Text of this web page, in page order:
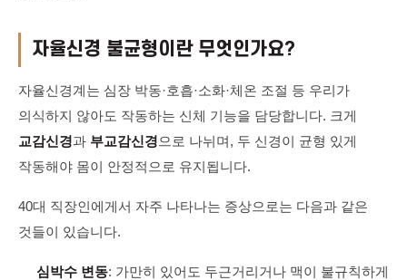
자율신경 불균형이란 무엇인가요?
자율신경계는 심장 박동·호흡·소화·체온 조절 등 우리가
의식하지 않아도 작동하는 신체 기능을 담당합니다. 크게
교감신경과 부교감신경으로 나뉘며, 두 신경이 균형 있게
작동해야 몸이 안정적으로 유지됩니다.
40대 직장인에게서 자주 나타나는 증상으로는 다음과 같은
것들이 있습니다.
심박수 변동: 가만히 있어도 두근거리거나 맥이 불규칙하게